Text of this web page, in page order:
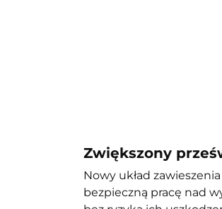
Zwiększony
Nowy układ
bezpieczną pracę nad